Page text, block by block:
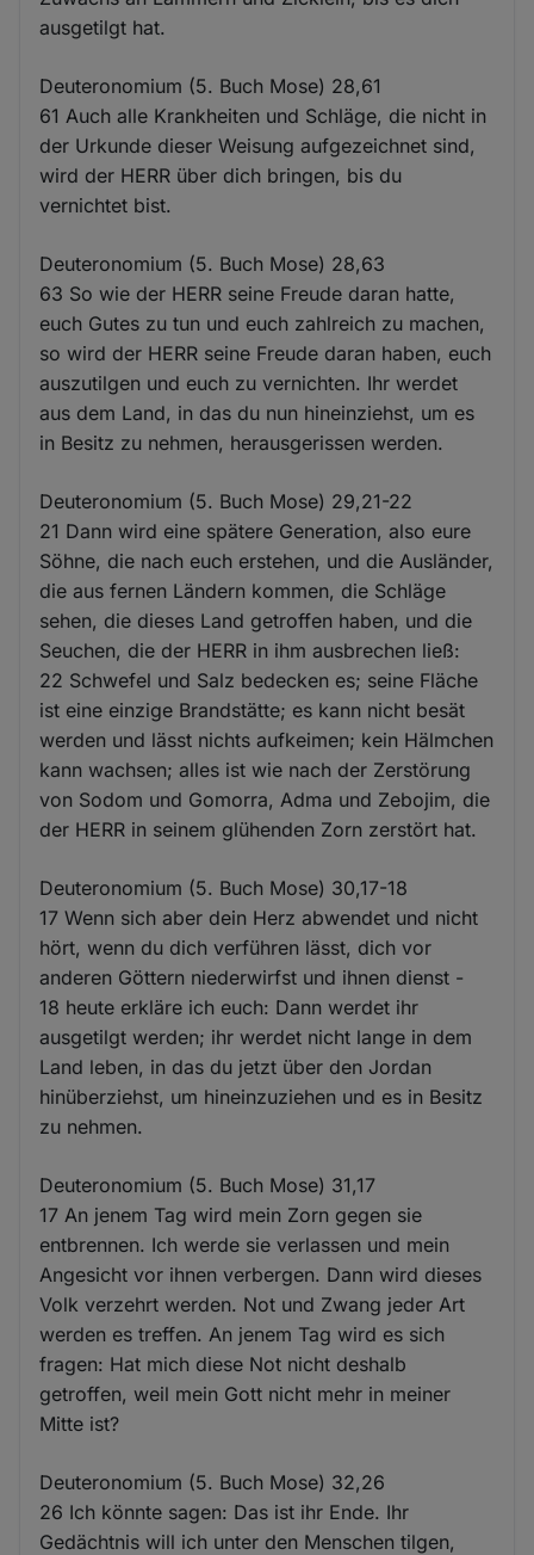
ausgetilgt hat.
Deuteronomium (5. Buch Mose) 28,61
61 Auch alle Krankheiten und Schläge, die nicht in
der Urkunde dieser Weisung aufgezeichnet sind,
wird der HERR über dich bringen, bis du
vernichtet bist.
Deuteronomium (5. Buch Mose) 28,63
63 So wie der HERR seine Freude daran hatte,
euch Gutes zu tun und euch zahlreich zu machen,
so wird der HERR seine Freude daran haben, euch
auszutilgen und euch zu vernichten. Ihr werdet
aus dem Land, in das du nun hineinziehst, um es
in Besitz zu nehmen, herausgerissen werden.
Deuteronomium (5. Buch Mose) 29,21-22
21 Dann wird eine spätere Generation, also eure
Söhne, die nach euch erstehen, und die Ausländer,
die aus fernen Ländern kommen, die Schläge
sehen, die dieses Land getroffen haben, und die
Seuchen, die der HERR in ihm ausbrechen ließ:
22 Schwefel und Salz bedecken es; seine Fläche
ist eine einzige Brandstätte; es kann nicht besät
werden und lässt nichts aufkeimen; kein Hälmchen
kann wachsen; alles ist wie nach der Zerstörung
von Sodom und Gomorra, Adma und Zebojim, die
der HERR in seinem glühenden Zorn zerstört hat.
Deuteronomium (5. Buch Mose) 30,17-18
17 Wenn sich aber dein Herz abwendet und nicht
hört, wenn du dich verführen lässt, dich vor
anderen Göttern niederwirfst und ihnen dienst -
18 heute erkläre ich euch: Dann werdet ihr
ausgetilgt werden; ihr werdet nicht lange in dem
Land leben, in das du jetzt über den Jordan
hinüberziehst, um hineinzuziehen und es in Besitz
zu nehmen.
Deuteronomium (5. Buch Mose) 31,17
17 An jenem Tag wird mein Zorn gegen sie
entbrennen. Ich werde sie verlassen und mein
Angesicht vor ihnen verbergen. Dann wird dieses
Volk verzehrt werden. Not und Zwang jeder Art
werden es treffen. An jenem Tag wird es sich
fragen: Hat mich diese Not nicht deshalb
getroffen, weil mein Gott nicht mehr in meiner
Mitte ist?
Deuteronomium (5. Buch Mose) 32,26
26 Ich könnte sagen: Das ist ihr Ende. Ihr
Gedächtnis will ich unter den Menschen tilgen,